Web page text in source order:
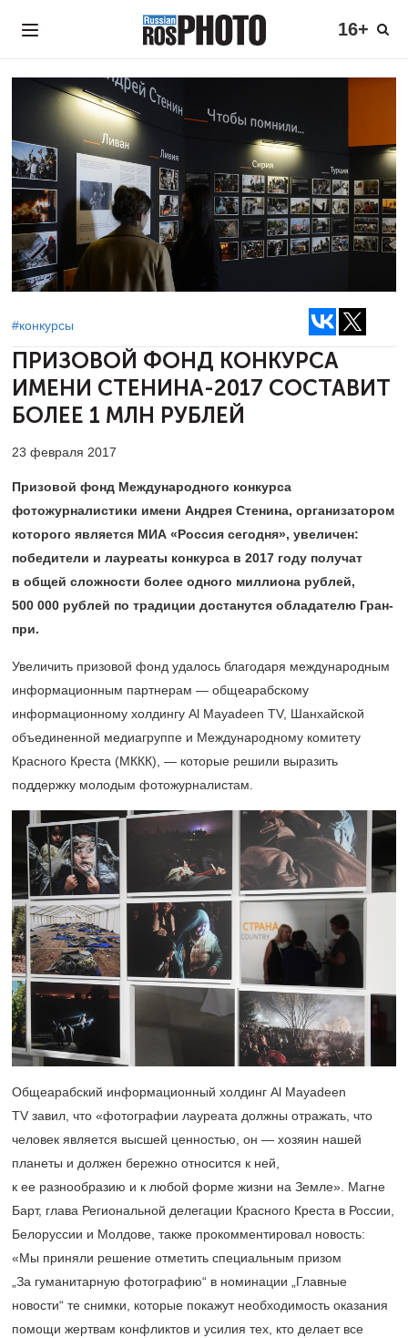
16+
#конкурсы
ПРИЗОВОЙ ФОНД КОНКУРСА
ИМЕНИ СТЕНИНА-2017 СОСТАВИТ
БОЛЕЕ 1 МЛН РУБЛЕЙ
23 февраля 2017
Призовой фонд Международного конкурса
фотожурналистики имени Андрея Стенина, организатором
которого является МИА «Россия сегодня», увеличен:
победители и лауреаты конкурса в 2017 году получат
в общей сложности более одного миллиона рублей,
500 000 рублей по традиции достанутся обладателю Гран-
при.
Увеличить призовой фонд удалось благодаря международным
информационным партнерам — общеарабскому
информационному холдингу Al Mayadeen TV, Шанхайской
объединенной медиагруппе и Международному комитету
Красного Креста (МККК), — которые решили выразить
поддержку молодым фотожурналистам.
Общеарабский информационный холдинг Al Mayadeen
TV завил, что «фотографии лауреата должны отражать, что
человек является высшей ценностью, он — хозяин нашей
планеты и должен бережно относится к ней,
к ее разнообразию и к любой форме жизни на Земле». Магне
Барт, глава Региональной делегации Красного Креста в России,
Белоруссии и Молдове, также прокомментировал новость:
«Мы приняли решение отметить специальным призом
„За гуманитарную фотографию“ в номинации „Главные
новости“ те снимки, которые покажут необходимость оказания
помощи жертвам конфликтов и усилия тех, кто делает все